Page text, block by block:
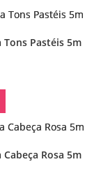
Pastéis 5m
Rosa 5m